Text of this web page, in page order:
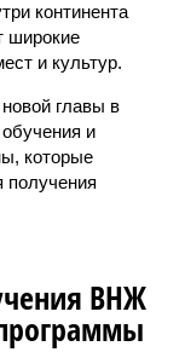
континента
широкие
и культур.
главы в
и
которые
получения
ВНЖ